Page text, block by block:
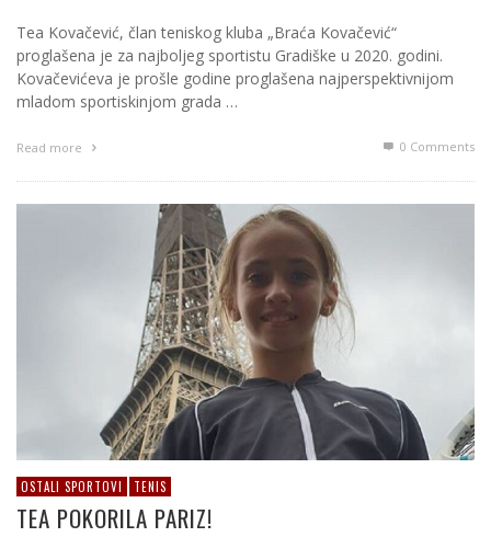
Tea Kovačević, član teniskog kluba „Braća Kovačević“
proglašena je za najboljeg sportistu Gradiške u 2020. godini.
Kovačevićeva je prošle godine proglašena najperspektivnijom
mladom sportiskinjom grada …
Read more 0 Comments
OSTALI SPORTOVI TENIS
TEA POKORILA PARIZ!